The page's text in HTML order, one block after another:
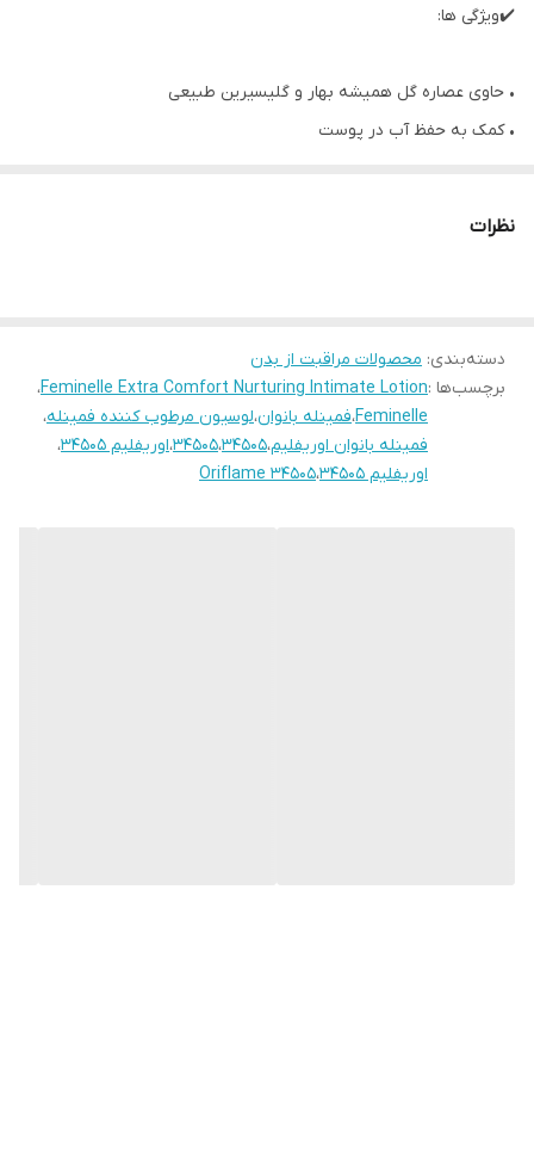
✔️ویژگی ها:
• حاوی عصاره گل همیشه بهار و گلیسیرین طبیعی
• کمک به حفظ آب در پوست
• از بین برنده حس خشکی پوست
• مناسب برای استفاده روزانه
• کاربرد آسان و جذب سریع
• فرمولاسیون ملایم و دارای PH متعادل
نظرات
دسته‌بندی: محصولات مراقبت از بدن
برچسب‌ها :Feminelle Extra Comfort Nurturing Intimate Lotion،
Feminelle،فمینله بانوان،لوسیون مرطوب کننده فمینله،
فمینله بانوان اوریفلیم،34505،۳۴۵۰۵،اوریفلیم ۳۴۵۰۵
،
اوریفلیم 34505
،Oriflame 34505